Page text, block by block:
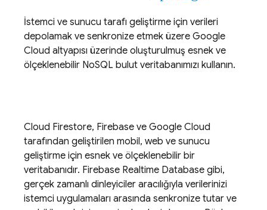
İstemci ve sunucu tarafı geliştirme için verileri
depolamak ve senkronize etmek üzere Google
Cloud altyapısı üzerinde oluşturulmuş esnek ve
ölçeklenebilir NoSQL bulut veritabanımızı kullanın.
Cloud Firestore, Firebase ve Google Cloud
tarafından geliştirilen mobil, web ve sunucu
geliştirme için esnek ve ölçeklenebilir bir
veritabanıdır. Firebase Realtime Database gibi,
gerçek zamanlı dinleyiciler aracılığıyla verilerinizi
istemci uygulamaları arasında senkronize tutar ve